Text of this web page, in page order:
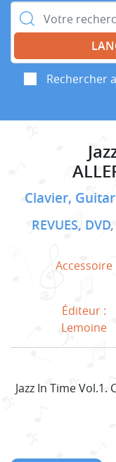
Rechercher :
Rechercher
Clavier,
REVUES,
Accessoire
Éditeur :
Lemoine
Jazz In Time